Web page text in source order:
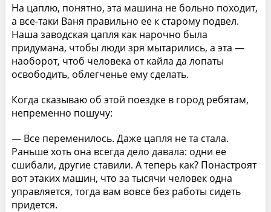
На цаплю, понятно, эта машина не больно походит,
а все-таки Ваня правильно ее к старому подвел.
Наша заводская цапля как нарочно была
придумана, чтобы люди зря мытарились, а эта —
наоборот, чтоб человека от кайла да лопаты
освободить, облегченье ему сделать.
Когда сказываю об этой поездке в город ребятам,
непременно пошучу:
— Все переменилось. Даже цапля не та стала.
Раньше хоть она всегда дело давала: одни ее
сшибали, другие ставили. А теперь как? Понастроят
вот этаких машин, что за тысячи человек одна
управляется, тогда вам вовсе без работы сидеть
придется.